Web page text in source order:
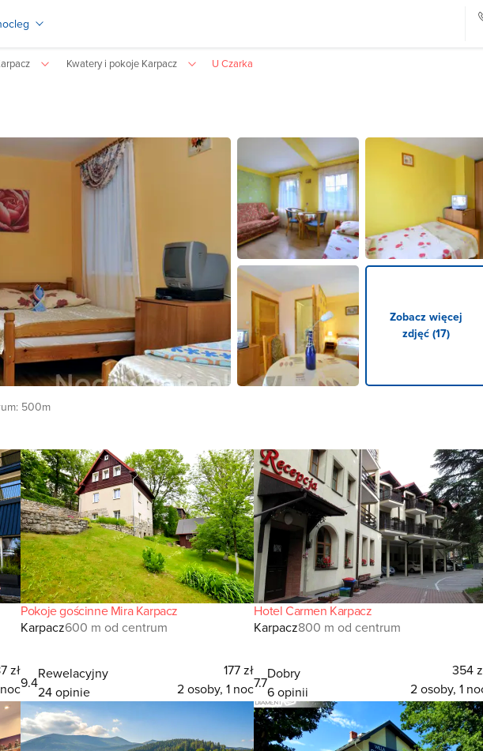
Kwatery i pokoje Karpacz U Czarka
Zobacz więcej
zdjęć (17)
500m
zł
Pokoje gościnne Mira Karpacz
Karpacz600 m od centrum
9.4
Rewelacyjny
24 opinie
177 zł
2 osoby, 1 noc
Hotel Carmen Karpacz
Karpacz800 m od centrum
7.7
Dobry
6 opinii
354
2 osoby, 1